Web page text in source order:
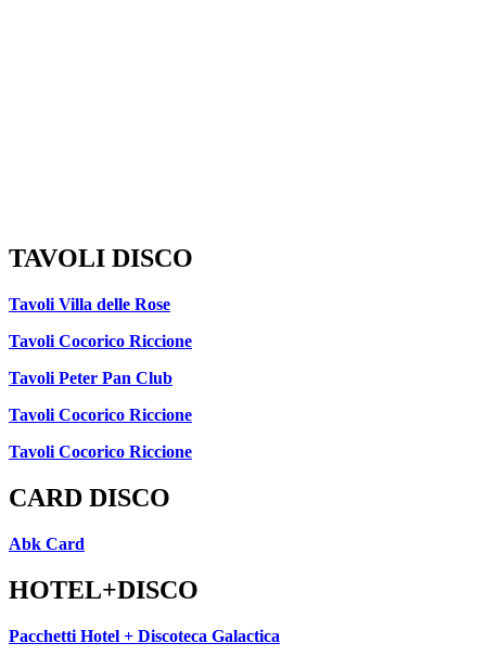
TAVOLI DISCO
Tavoli Villa delle Rose
Tavoli Cocorico Riccione
Tavoli Peter Pan Club
Tavoli Cocorico Riccione
Tavoli Cocorico Riccione
CARD DISCO
Abk Card
HOTEL+DISCO
Pacchetti Hotel + Discoteca Galactica